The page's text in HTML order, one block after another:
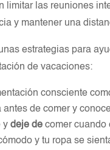
limitar las reuniones
y mantener una
estrategias para
de vacaciones:
consciente
de comer y
ydeje de comer cuando
y tu ropa se